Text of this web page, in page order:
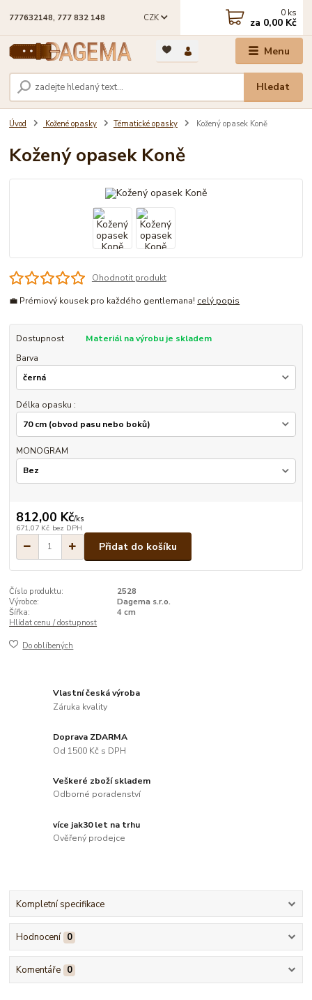
Menu
CZK
Hledat
777632148, 777 832 148 0 ks
za 0,00 Kč
Úvod Kožené opasky Tématické opasky Kožený opasek Koně
Kožený opasek Koně
Ohodnotit produkt
💼 Prémiový kousek pro každého gentlemana! celý popis
Dostupnost
Materiál na výrobu je skladem
Barva
Délka opasku :
MONOGRAM
812,00 Kč/ks
671,07 Kč bez DPH
Přidat do košíku
Číslo produktu:
2528
Výrobce:
Dagema s.r.o.
Šířka:
4 cm
Hlídat cenu / dostupnost
Do oblíbených
Vlastní česká výroba
Záruka kvality
Doprava ZDARMA
Od 1500 Kč s DPH
Veškeré zboží skladem
Odborné poradenství
více jak30 let na trhu
Ověřený prodejce
Kompletní specifikace
Hodnocení 0
Komentáře 0